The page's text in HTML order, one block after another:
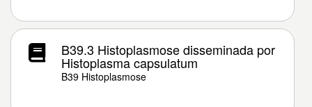
B39.3 Histoplasmose disseminada por
Histoplasma capsulatum
B39 Histoplasmose